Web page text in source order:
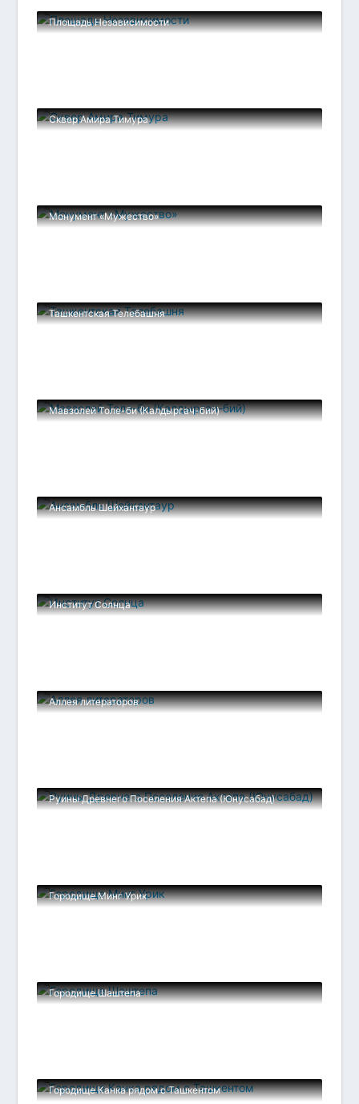
Площадь Независимости
Сквер Амира Тимура
Монумент «Мужество»
Ташкентская Телебашня
Мавзолей Толе-би (Калдыргач-бий)
Ансамбль Шейхантаур
Институт Солнца
Аллея литераторов
Руины Древнего Поселения Актепа (Юнусабад)
Городище Минг Урик
Городище Шаштепа
Городище Канка рядом с Ташкентом